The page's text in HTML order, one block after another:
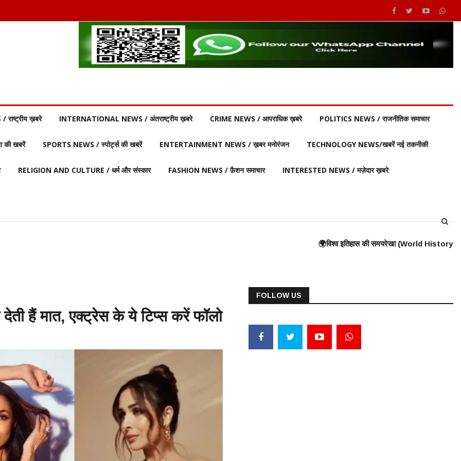
ख़बरे INTERNATIONAL NEWS / अंतराष्ट्रीय ख़बरे CRIME NEWS / आपराधिक ख़बरे POLITICS NEWS / राजनीतिक समाचार
की खबरें SPORTS NEWS / स्पोर्ट्स की खबरें ENTERTAINMENT NEWS / ख़बर मनोरंजन TECHNOLOGY NEWS/खबरें नई तकनीकी
RELIGION AND CULTURE / धर्म और संस्कार FASHION NEWS / फ़ैशन समाचार INTERESTED NEWS / मज़ेदार ख़बरे
सिकंदर महान की मृत्यु ♦️ईसा पूर्व 214 – चीन की महान दीवार (Great Wall) के निर्माण की शुरुआत ⸻ 🟠 375 ई. – हूणों का यूरोप पर आक्रमण
♦️ईसा पूर्व 753 – रोम नगर की स्थापना ♦️ईसा पूर्व 490 – मैराथन का युद्ध, यूनानियों ने फारसियों को पराजित किया ♦️ ईसा पूर्व 360 – प्लेटो और
🌍विश्व इतिहास की समयरेखा (World History Timeline) ⸻ ♦️ ईसा
हैं मात, एक्ट्रेस के ये टिप्स करें फॉलो
FOLLOW US